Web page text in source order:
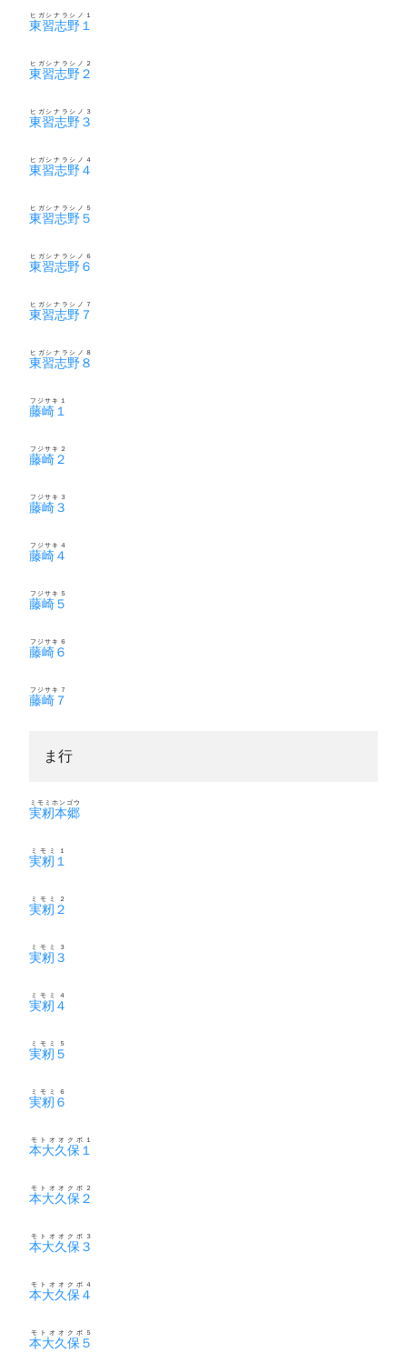
東習志野１
ヒガシナラシノ１
東習志野２
ヒガシナラシノ２
東習志野３
ヒガシナラシノ３
東習志野４
ヒガシナラシノ４
東習志野５
ヒガシナラシノ５
東習志野６
ヒガシナラシノ６
東習志野７
ヒガシナラシノ７
東習志野８
ヒガシナラシノ８
藤崎１
フジサキ１
藤崎２
フジサキ２
藤崎３
フジサキ３
藤崎４
フジサキ４
藤崎５
フジサキ５
藤崎６
フジサキ６
藤崎７
フジサキ７
ま行
実籾本郷
ミモミホンゴウ
実籾１
ミモミ１
実籾２
ミモミ２
実籾３
ミモミ３
実籾４
ミモミ４
実籾５
ミモミ５
実籾６
ミモミ６
本大久保１
モトオオクボ１
本大久保２
モトオオクボ２
本大久保３
モトオオクボ３
本大久保４
モトオオクボ４
本大久保５
モトオオクボ５